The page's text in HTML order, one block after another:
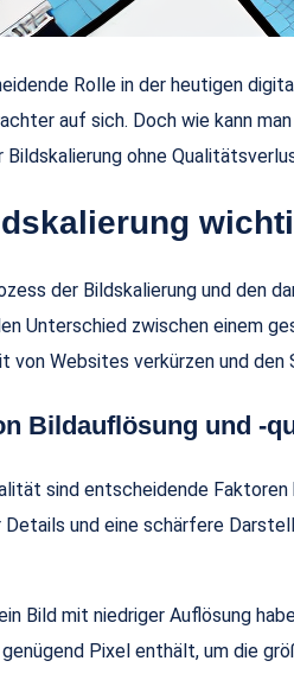
Rolle in der heutigen
auf sich. Doch wie kann
ohne
der Bildskalierung und den
Unterschied zwischen einem
von Websites verkürzen und
Bildauflösung und -
sind entscheidende
und eine schärfere
Bild mit niedriger Auflösung
Pixel enthält, um die